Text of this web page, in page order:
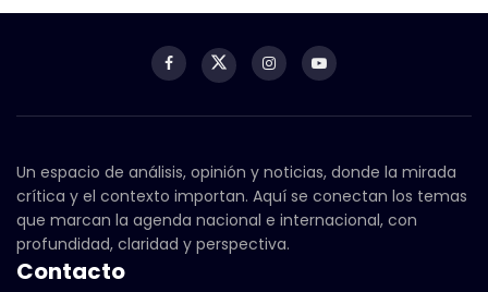
Un espacio de análisis, opinión y noticias, donde la mirada
crítica y el contexto importan. Aquí se conectan los temas
que marcan la agenda nacional e internacional, con
profundidad, claridad y perspectiva.
Contacto